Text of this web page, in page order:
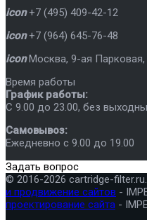
icon +7 (495) 409-42-12
icon +7 (964) 645-76-48
icon Москва, 9-ая Парковая,
Время работы
График работы:
C 9.00 до 23.00, без
Самовывоз:
Ежедневно с 9.00 до 19.00
Задать вопрос
© 2016-2026 cartridge-
и продвижение сайтов -
проектирование сайта -